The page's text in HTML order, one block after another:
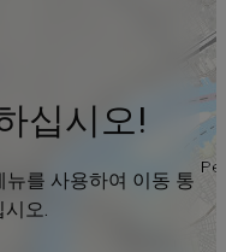
십시오!
를 사용하여 이동 통
오.